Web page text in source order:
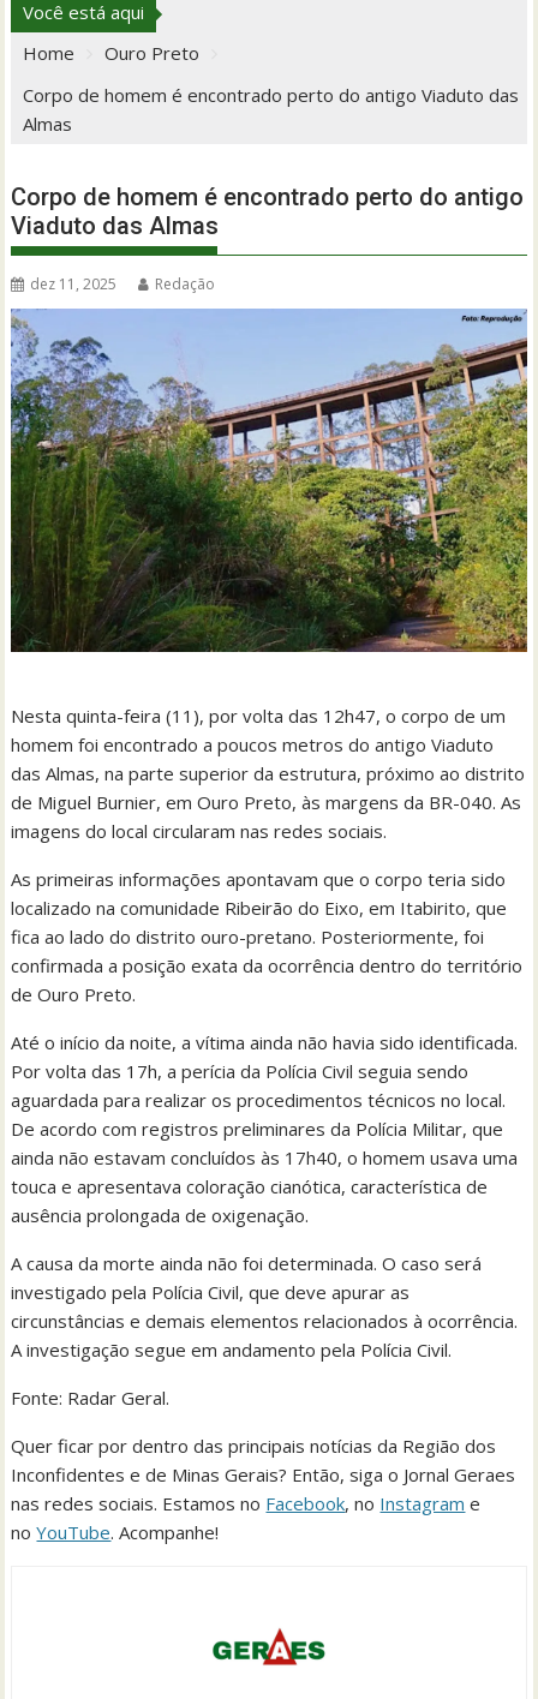
Você está aqui
Home
Ouro Preto
Corpo de homem é encontrado perto do antigo Viaduto das
Almas
Corpo de homem é encontrado perto do antigo
Viaduto das Almas
dez 11, 2025 Redação
Nesta quinta-feira (11), por volta das 12h47, o corpo de um
homem foi encontrado a poucos metros do antigo Viaduto
das Almas, na parte superior da estrutura, próximo ao distrito
de Miguel Burnier, em Ouro Preto, às margens da BR-040. As
imagens do local circularam nas redes sociais.
As primeiras informações apontavam que o corpo teria sido
localizado na comunidade Ribeirão do Eixo, em Itabirito, que
fica ao lado do distrito ouro-pretano. Posteriormente, foi
confirmada a posição exata da ocorrência dentro do território
de Ouro Preto.
Até o início da noite, a vítima ainda não havia sido identificada.
Por volta das 17h, a perícia da Polícia Civil seguia sendo
aguardada para realizar os procedimentos técnicos no local.
De acordo com registros preliminares da Polícia Militar, que
ainda não estavam concluídos às 17h40, o homem usava uma
touca e apresentava coloração cianótica, característica de
ausência prolongada de oxigenação.
A causa da morte ainda não foi determinada. O caso será
investigado pela Polícia Civil, que deve apurar as
circunstâncias e demais elementos relacionados à ocorrência.
A investigação segue em andamento pela Polícia Civil.
Fonte: Radar Geral.
Quer ficar por dentro das principais notícias da Região dos
Inconfidentes e de Minas Gerais? Então, siga o Jornal Geraes
nas redes sociais. Estamos no Facebook, no Instagram e
noYouTube. Acompanhe!